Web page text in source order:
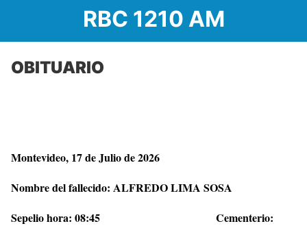
RBC 1210 AM
OBITUARIO
Montevideo, 17 de Julio de 2026
Nombre del fallecido: ALFREDO LIMA SOSA
Sepelio hora: 08:45 Cementerio: